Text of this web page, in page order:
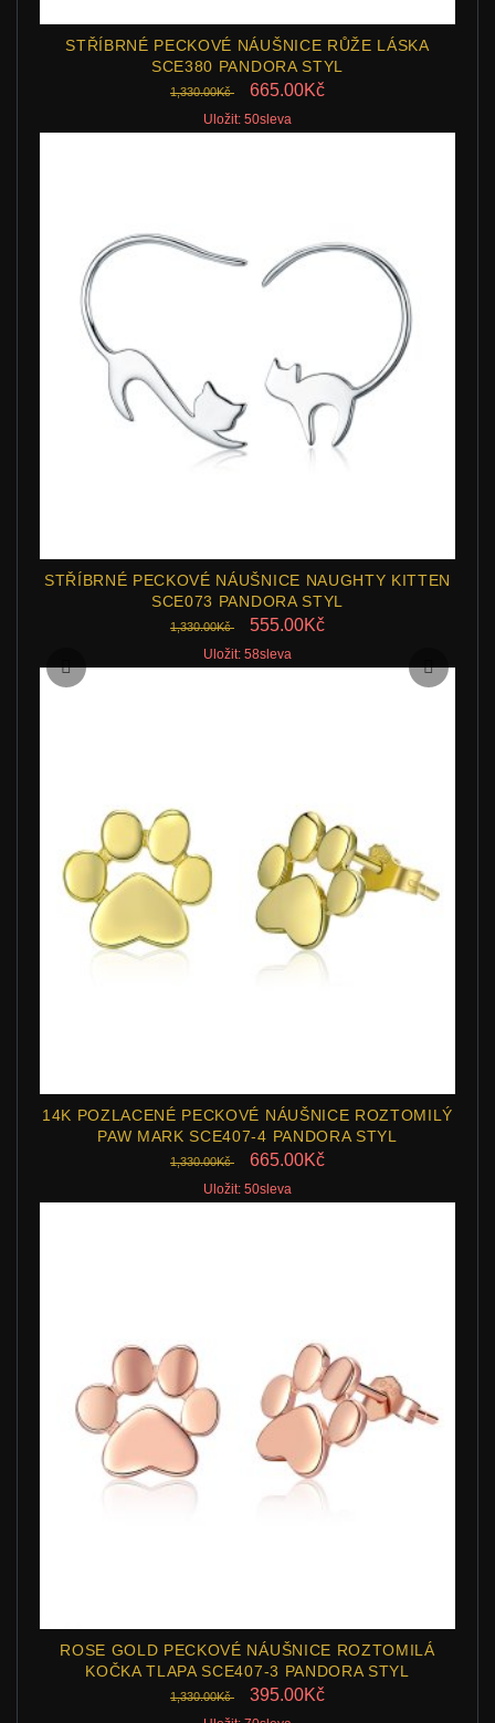
STŘÍBRNÉ PECKOVÉ NÁUŠNICE RŮŽE LÁSKA
SCE380 PANDORA STYL
1,330.00Kč 665.00Kč
Uložit: 50sleva
STŘÍBRNÉ PECKOVÉ NÁUŠNICE NAUGHTY KITTEN
SCE073 PANDORA STYL
1,330.00Kč 555.00Kč
Uložit: 58sleva
14K POZLACENÉ PECKOVÉ NÁUŠNICE ROZTOMILÝ
PAW MARK SCE407-4 PANDORA STYL
1,330.00Kč 665.00Kč
Uložit: 50sleva
ROSE GOLD PECKOVÉ NÁUŠNICE ROZTOMILÁ
KOČKA TLAPA SCE407-3 PANDORA STYL
1,330.00Kč 395.00Kč